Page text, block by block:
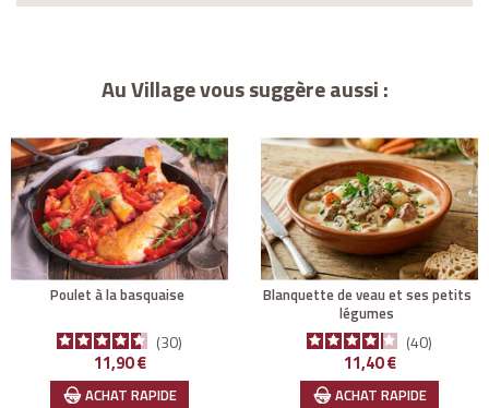
Au Village vous suggère aussi :
poulet à la basquaise
30
Prix
11,90 €
ACHAT RAPIDE
blanquette de veau et ses petits
légumes
40
Prix
11,40 €
ACHAT RAPIDE